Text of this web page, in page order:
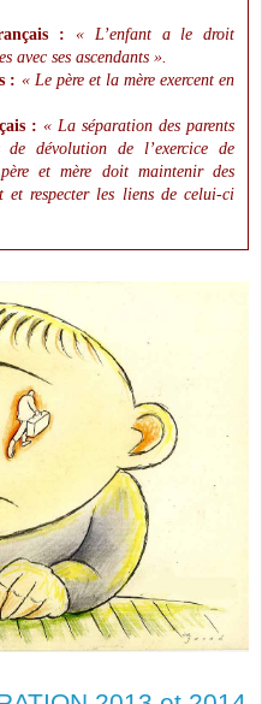
:
« L’enfant a le droit
avec ses ascendants ».
: « Le père et la mère exercent en
: « La séparation des parents
dévolution de l’exercice de
et mère doit maintenir des
et respecter les liens de celui-ci